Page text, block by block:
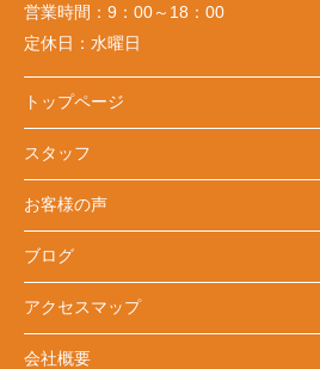
営業時間： 9：00～18：00
定休日： 水曜日
トップページ
スタッフ
お客様の声
ブログ
アクセスマップ
会社概要